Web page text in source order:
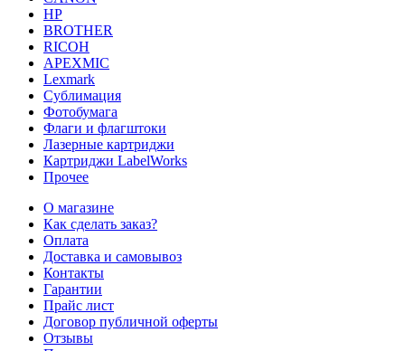
HP
BROTHER
RICOH
APEXMIC
Lexmark
Сублимация
Фотобумага
Флаги и флагштоки
Лазерные картриджи
Картриджи LabelWorks
Прочее
О магазине
Как сделать заказ?
Оплата
Доставка и самовывоз
Контакты
Гарантии
Прайс лист
Договор публичной оферты
Отзывы